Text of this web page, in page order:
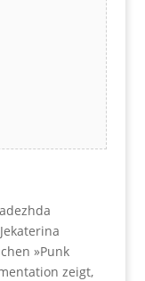
»Punk
zeigt,